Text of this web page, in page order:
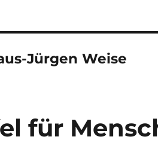
Jürgen Weise
für